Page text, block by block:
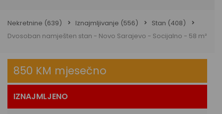
Nekretnine (639) Iznajmljivanje (556) Stan (408)
Dvosoban namješten stan - Novo Sarajevo - Socijalno - 58 m²
850 KM mjesečno
IZNAJMLJENO